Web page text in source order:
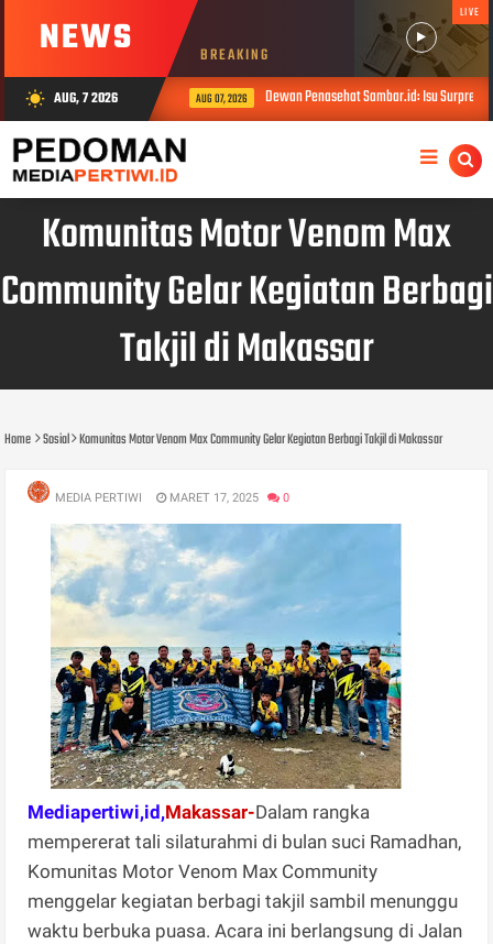
NEWS BREAKING
LIVE
wb_sunny AUG, 7 2026 AUG 07, 2026 Dewan Penasehat Sambar.id: Isu Surpres
Komunitas Motor Venom Max
Community Gelar Kegiatan Berbagi
Takjil di Makassar
Home Sosial Komunitas Motor Venom Max Community Gelar Kegiatan Berbagi Takjil di Makassar
MEDIA PERTIWI MARET 17, 2025 0
Mediapertiwi,id,Makassar-Dalam rangka
mempererat tali silaturahmi di bulan suci Ramadhan,
Komunitas Motor Venom Max Community
menggelar kegiatan berbagi takjil sambil menunggu
waktu berbuka puasa. Acara ini berlangsung di Jalan